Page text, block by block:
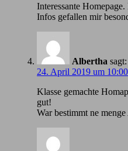
Іnteressante
Infos gefallen mir
Albertha sagt:
24. April 2019 um
Klasse gemachte
gut!
War bestimmt ne